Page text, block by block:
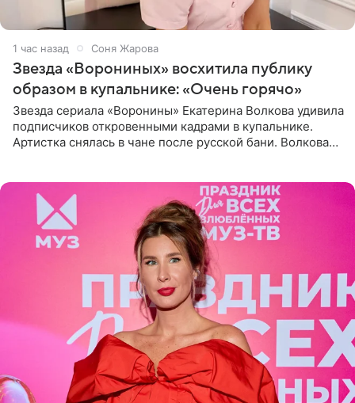
1 час назад Соня Жарова
Звезда «Ворониных» восхитила публику
образом в купальнике: «Очень горячо»
Звезда сериала «Воронины» Екатерина Волкова удивила
подписчиков откровенными кадрами в купальнике.
Артистка снялась в чане после русской бани. Волкова